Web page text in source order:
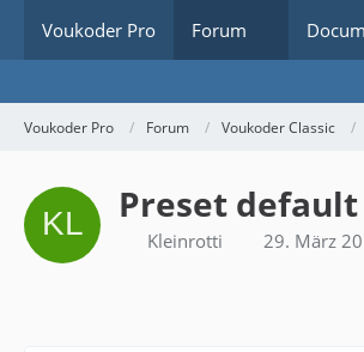
Voukoder Pro Forum
Voukoder Pro Forum Voukoder Classic
Preset
Kleinrotti 29. März